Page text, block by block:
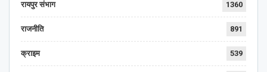
रायपुर संभाग 1360
राजनीति 891
क्राइम 539